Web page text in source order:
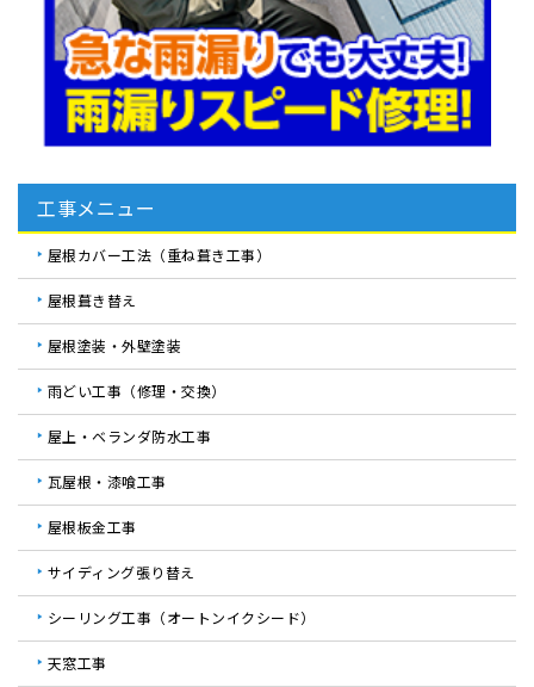
工事メニュー
屋根カバー工法（重ね葺き工事）
屋根葺き替え
屋根塗装・外壁塗装
雨どい工事（修理・交換）
屋上・ベランダ防水工事
瓦屋根・漆喰工事
屋根板金工事
サイディング張り替え
シーリング工事（オートンイクシード）
天窓工事